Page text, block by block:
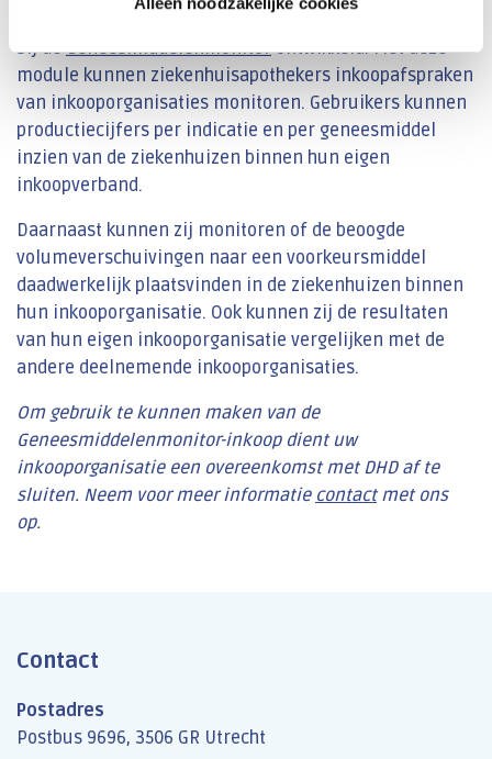
In opdracht van de NVZ heeft DHD een inkoopmodule
bij deGeneesmiddelenmonitorontwikkeld. Met deze
module kunnen ziekenhuisapothekers inkoopafspraken
van inkooporganisaties monitoren. Gebruikers kunnen
productiecijfers per indicatie en per geneesmiddel
inzien van de ziekenhuizen binnen hun eigen
inkoopverband.
Daarnaast kunnen zij monitoren of de beoogde
volumeverschuivingen naar een voorkeursmiddel
daadwerkelijk plaatsvinden in de ziekenhuizen binnen
hun inkooporganisatie. Ook kunnen zij de resultaten
van hun eigen inkooporganisatie vergelijken met de
andere deelnemende inkooporganisaties.
Om gebruik te kunnen maken van de
Geneesmiddelenmonitor-inkoop dient uw
inkooporganisatie een overeenkomst met DHD af te
sluiten. Neem voor meer informatie contactmet ons
op.
Contact
Postadres
Postbus 9696, 3506 GR Utrecht